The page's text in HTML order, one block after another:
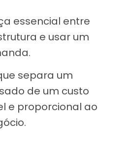
essencial entre
e usar um
separa um
de um custo
e proporcional ao